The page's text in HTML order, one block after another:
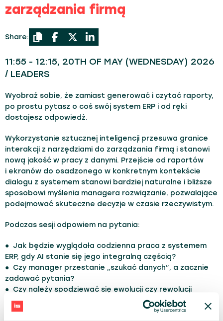
zarządzania firmą
Share:
11:55 - 12:15, 20TH OF MAY (WEDNESDAY) 2026
/ LEADERS
Wyobraź sobie, że zamiast generować i czytać raporty,
po prostu pytasz o coś swój system ERP i od ręki
dostajesz odpowiedź.
Wykorzystanie sztucznej inteligencji przesuwa granice
interakcji z narzędziami do zarządzania firmą i stanowi
nową jakość w pracy z danymi. Przejście od raportów
i ekranów do osadzonego w konkretnym kontekście
dialogu z systemem stanowi bardziej naturalne i bliższe
sposobowi myślenia managera rozwiązanie, pozwalające
podejmować skuteczne decyzje w czasie rzeczywistym.
Podczas sesji odpowiem na pytania:
● Jak będzie wyglądała codzienna praca z systemem
ERP, gdy AI stanie się jego integralną częścią?
● Czy manager przestanie „szukać danych”, a zacznie
zadawać pytania?
● Czy należy spodziewać się ewolucji czy rewolucji
w procesach zarządzania firmą?